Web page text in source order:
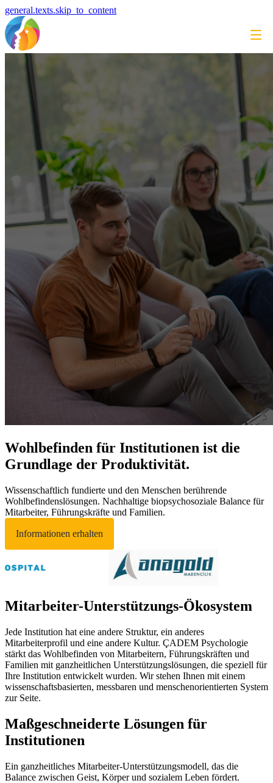
general.texts.skip_to_content
Wohlbefinden für Institutionen ist die
Grundlage der Produktivität.
Wissenschaftlich fundierte und den Menschen berührende
Wohlbefindenslösungen. Nachhaltige biopsychosoziale Balance für
Mitarbeiter, Führungskräfte und Familien.
Informationen erhalten
Mitarbeiter-Unterstützungs-Ökosystem
Jede Institution hat eine andere Struktur, ein anderes
Mitarbeiterprofil und eine andere Kultur. ÇADEM Psychologie
stärkt das Wohlbefinden von Mitarbeitern, Führungskräften und
Familien mit ganzheitlichen Unterstützungslösungen, die speziell für
Ihre Institution entwickelt wurden. Wir stehen Ihnen mit einem
wissenschaftsbasierten, messbaren und menschenorientierten System
zur Seite.
Maßgeschneiderte Lösungen für
Institutionen
Ein ganzheitliches Mitarbeiter-Unterstützungsmodell, das die
Balance zwischen Geist, Körper und sozialem Leben fördert.